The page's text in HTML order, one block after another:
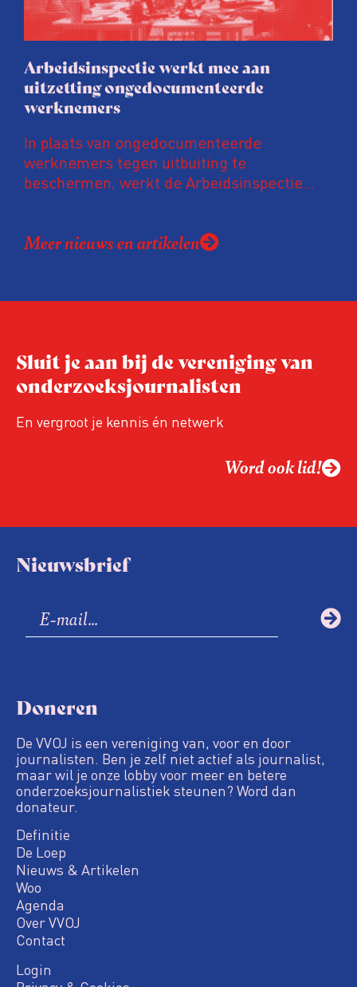
Arbeidsinspectie werkt mee aan
uitzetting ongedocumenteerde
werknemers
In plaats van ongedocumenteerde
werknemers tegen uitbuiting te
beschermen, werkt de Arbeidsinspectie
Vreemdelingenpolitie. Niet alleen gaan ze
ongedocumenteerde werknemer
Vreemdelingenpolitie.
Meer nieuws en artikelen
Sluit je aan bij de vereniging van
onderzoeksjournalisten
En vergroot je kennis én netwerk
Word ook lid!
Nieuwsbrief
Doneren
De VVOJ is een vereniging van, voor en door
journalisten. Ben je zelf niet actief als journalist,
maar wil je onze lobby voor meer en betere
onderzoeksjournalistiek steunen? Word dan
donateur.
Definitie
De Loep
Nieuws & Artikelen
Woo
Agenda
Over VVOJ
Contact
Login